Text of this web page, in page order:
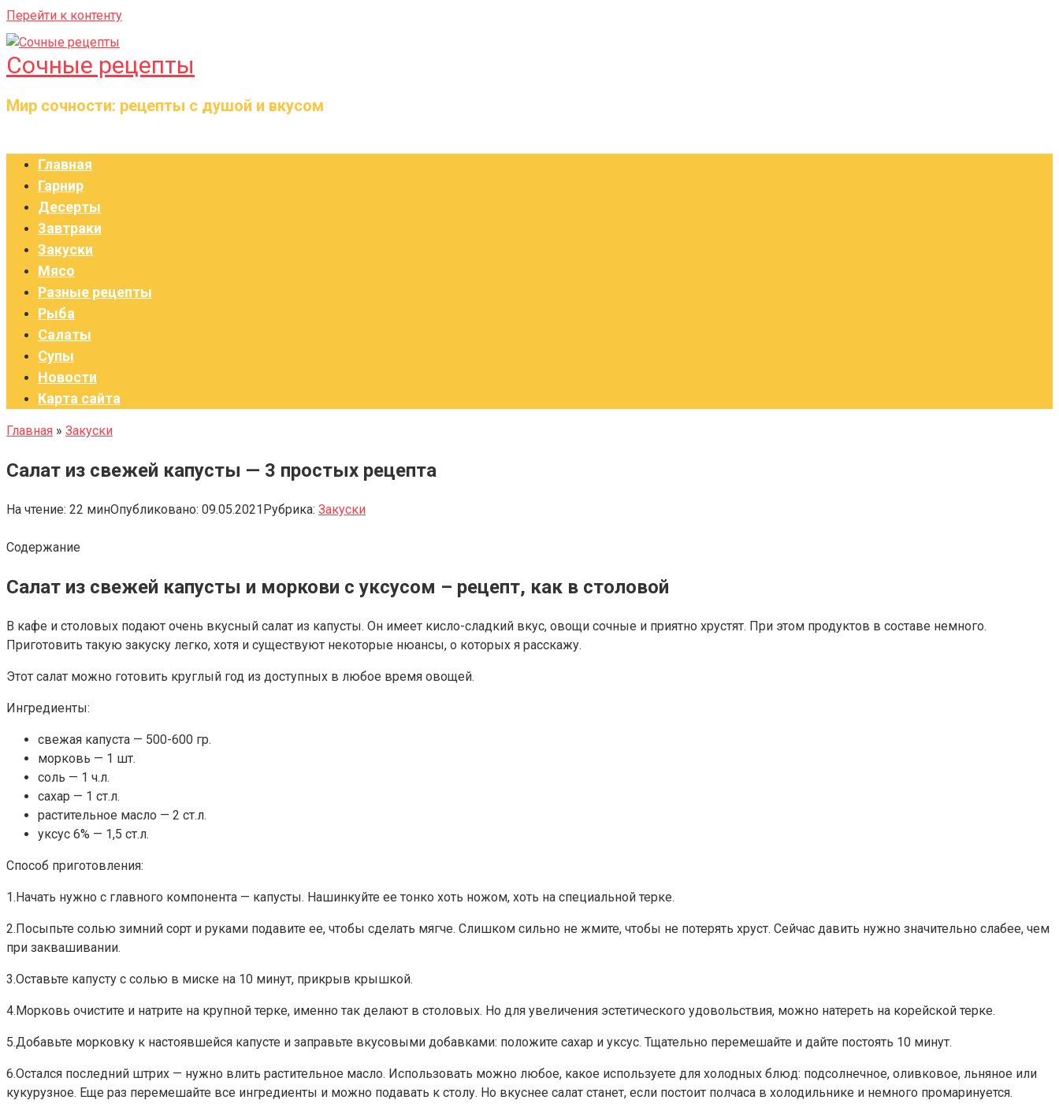
Перейти к контенту
Сочные рецепты
Мир сочности: рецепты с душой и вкусом
Главная
Гарнир
Десерты
Завтраки
Закуски
Мясо
Разные рецепты
Рыба
Салаты
Супы
Новости
Карта сайта
Главная » Закуски
Салат из свежей капусты — 3 простых рецепта
На чтение: 22 минОпубликовано: 09.05.2021Рубрика: Закуски
Содержание
Салат из свежей капусты и моркови с уксусом – рецепт, как в столовой
В кафе и столовых подают очень вкусный салат из капусты. Он имеет кисло-сладкий вкус, овощи сочные и приятно хрустят. При этом продуктов в составе немного.
Приготовить такую закуску легко, хотя и существуют некоторые нюансы, о которых я расскажу.
Этот салат можно готовить круглый год из доступных в любое время овощей.
Ингредиенты:
свежая капуста — 500-600 гр.
морковь — 1 шт.
соль — 1 ч.л.
сахар — 1 ст.л.
растительное масло — 2 ст.л.
уксус 6% — 1,5 ст.л.
Способ приготовления:
1.Начать нужно с главного компонента — капусты. Нашинкуйте ее тонко хоть ножом, хоть на специальной терке.
2.Посыпьте солью зимний сорт и руками подавите ее, чтобы сделать мягче. Слишком сильно не жмите, чтобы не потерять хруст. Сейчас давить нужно значительно слабее, чем
при заквашивании.
3.Оставьте капусту с солью в миске на 10 минут, прикрыв крышкой.
4.Морковь очистите и натрите на крупной терке, именно так делают в столовых. Но для увеличения эстетического удовольствия, можно натереть на корейской терке.
5.Добавьте морковку к настоявшейся капусте и заправьте вкусовыми добавками: положите сахар и уксус. Тщательно перемешайте и дайте постоять 10 минут.
6.Остался последний штрих — нужно влить растительное масло. Использовать можно любое, какое используете для холодных блюд: подсолнечное, оливковое, льняное или
кукурузное. Еще раз перемешайте все ингредиенты и можно подавать к столу. Но вкуснее салат станет, если постоит полчаса в холодильнике и немного промаринуется.